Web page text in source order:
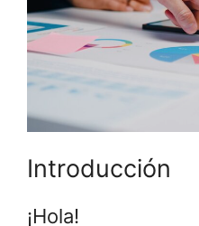
Introducción
¡Hola!